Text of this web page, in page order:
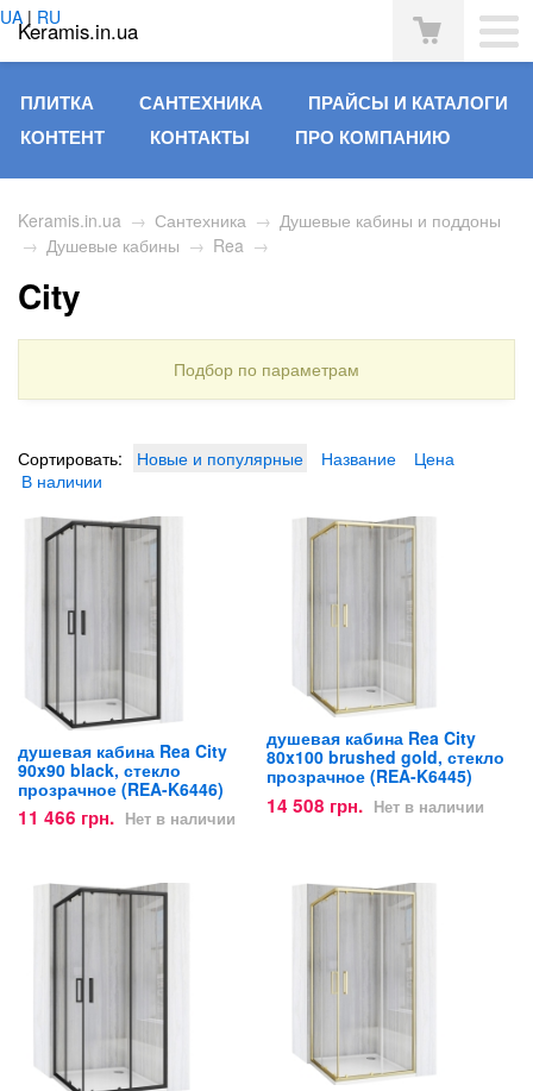
Keramis.in.ua
UA | RU
ПЛИТКА САНТЕХНИКА
ПРАЙСЫ И КАТАЛОГИ
КОНТЕНТ
КОНТАКТЫ ПРО КОМПАНИЮ
Keramis.in.ua → Сантехника → Душевые кабины и поддоны
→ Душевые кабины → Rea →
City
Подбор по параметрам
Сортировать: Новые и популярные Название
Цена
В наличии
душевая кабина Rea City
90x90 black, стекло
прозрачное (REA-K6446)
11 466 грн. Нет в наличии
душевая кабина Rea City
80x100 brushed gold, стекло
прозрачное (REA-K6445)
14 508 грн. Нет в наличии